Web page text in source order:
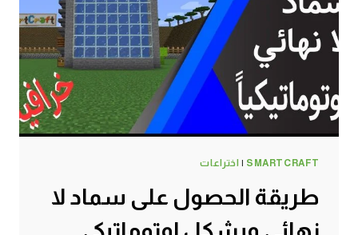
SMARTCRAFT
| اختراعات
طريقة الحصول على سماد لا